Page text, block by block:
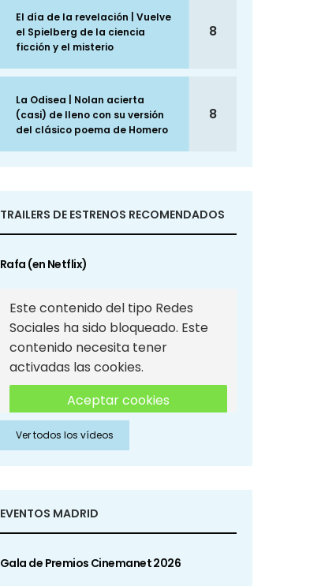
El día de la revelación | Vuelve
el Spielberg de la ciencia
ficción y el misterio
8
La Odisea | Nolan acierta
(casi) de lleno con su versión
del clásico poema de Homero
8
TRAILERS DE ESTRENOS RECOMENDADOS
Rafa (en Netflix)
Este contenido del tipo Redes
Sociales ha sido bloqueado. Este
contenido necesita tener
activadas las cookies.
Aceptar cookies
Aceptar cookies de Redes
Sociales
Ver todos los vídeos
EVENTOS MADRID
Gala de Premios Cinemanet 2026